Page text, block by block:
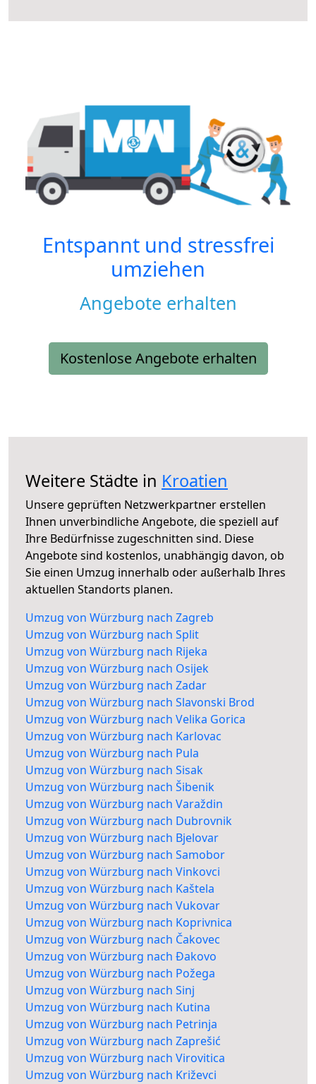
Entspannt und stressfrei
umziehen
Angebote erhalten
Kostenlose Angebote erhalten
Weitere Städte in Kroatien
Unsere geprüften Netzwerkpartner erstellen
Ihnen unverbindliche Angebote, die speziell auf
Ihre Bedürfnisse zugeschnitten sind. Diese
Angebote sind kostenlos, unabhängig davon, ob
Sie einen Umzug innerhalb oder außerhalb Ihres
aktuellen Standorts planen.
Umzug von Würzburg nach Zagreb
Umzug von Würzburg nach Split
Umzug von Würzburg nach Rijeka
Umzug von Würzburg nach Osijek
Umzug von Würzburg nach Zadar
Umzug von Würzburg nach Slavonski Brod
Umzug von Würzburg nach Velika Gorica
Umzug von Würzburg nach Karlovac
Umzug von Würzburg nach Pula
Umzug von Würzburg nach Sisak
Umzug von Würzburg nach Šibenik
Umzug von Würzburg nach Varaždin
Umzug von Würzburg nach Dubrovnik
Umzug von Würzburg nach Bjelovar
Umzug von Würzburg nach Samobor
Umzug von Würzburg nach Vinkovci
Umzug von Würzburg nach Kaštela
Umzug von Würzburg nach Vukovar
Umzug von Würzburg nach Koprivnica
Umzug von Würzburg nach Čakovec
Umzug von Würzburg nach Đakovo
Umzug von Würzburg nach Požega
Umzug von Würzburg nach Sinj
Umzug von Würzburg nach Kutina
Umzug von Würzburg nach Petrinja
Umzug von Würzburg nach Zaprešić
Umzug von Würzburg nach Virovitica
Umzug von Würzburg nach Križevci